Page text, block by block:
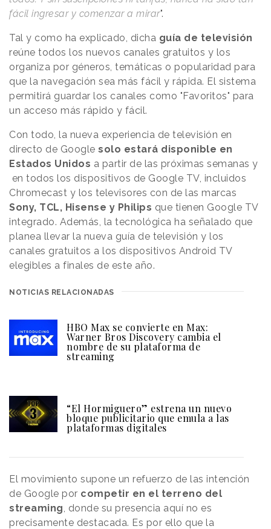
fácil ingresar y comenzar a mirar".
Tal y como ha explicado, dicha guía de televisión
reúne todos los nuevos canales gratuitos y los
organiza por géneros, temáticas o popularidad para
que la navegación sea más fácil y rápida. El sistema
permitirá guardar los canales como "Favoritos" para
un acceso más rápido y fácil.
Con todo, la nueva experiencia de televisión en
directo de Google solo estará disponible en
Estados Unidos a partir de las próximas semanas y
en todos los dispositivos de Google TV, incluidos
Chromecast y los televisores con de las marcas
Sony, TCL, Hisense y Philips que tienen Google TV
integrado. Además, la tecnológica ha señalado que
planea llevar la nueva guía de televisión y los
canales gratuitos a los dispositivos Android TV
elegibles a finales de este año.
NOTICIAS RELACIONADAS
HBO Max se convierte en Max:
Warner Bros Discovery cambia el
nombre de su plataforma de
streaming
“El Hormiguero” estrena un nuevo
bloque publicitario que emula a las
plataformas digitales
El movimiento supone un refuerzo de las intención
de Google por competir en el terreno del
streaming, donde su presencia aquí no es
precisamente destacada. Es por ello que la